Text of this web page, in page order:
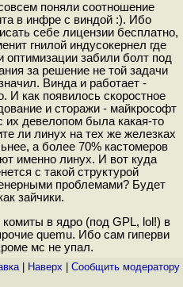
поняли соотношение
в инфре с виндой :). Ибо
себе лицензии бесплатно,
гнилой индусокернел где
оптимизации забили болт под
за решение не той задачи
Винда и работает -
И как появилось скоростное
и сторажи - майкрософт
их девелопом была какая-то
ли линух на тех же железках
а более 70% кастомеров
именно линух. И вот куда
с такой структурой
проблемами? Будет
зайчики.
в ядро (под GPL, lol!) в
quemu. Ибо сам гиперви
мс не упал.
| Наверх Cообщить модератору